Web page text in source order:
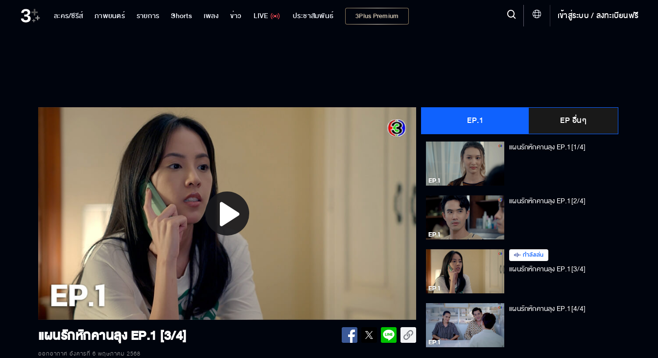
ละคร/ซีรีส์ ภาพยนตร์ รายการ Shorts เพลง ข่าว LIVE ประชาสัมพันธ์ 3Plus Premium เข้าสู่ระบบ / ลงทะเบียนฟรี
Play
Video
แผนรักหักคานลุงEP.1 [3/4]
ออกอากาศ อังคารที่ 6 พฤษภาคม 2568
EP.1 EP อื่นๆ
แผนรักหักคานลุง EP.1[1/4]
แผนรักหักคานลุง EP.1[2/4]
กำลังเล่น
แผนรักหักคานลุง EP.1[3/4]
แผนรักหักคานลุง EP.1[4/4]